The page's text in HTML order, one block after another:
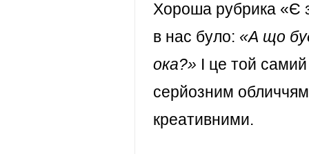
Хороша рубрика «Є
в нас було: «А що
ока?» І це той
серйозним
креативними.